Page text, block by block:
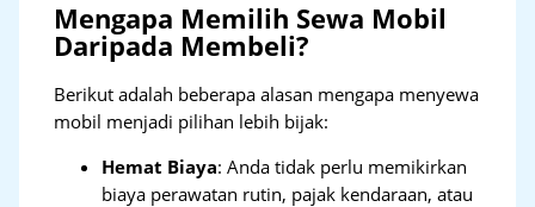
Mengapa Memilih Sewa Mobil
Daripada Membeli?
Berikut adalah beberapa alasan mengapa menyewa
mobil menjadi pilihan lebih bijak:
Hemat Biaya: Anda tidak perlu memikirkan
biaya perawatan rutin, pajak kendaraan, atau